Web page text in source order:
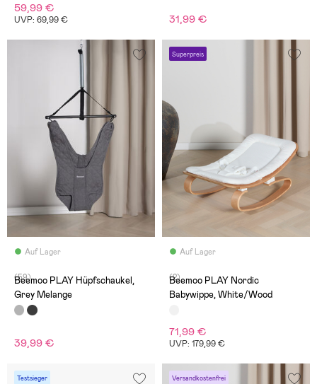
59,99 €
UVP: 69,99 € 31,99 €
Auf Lager
(59)
Beemoo PLAY Hüpfschaukel,
Grey Melange
39,99 €
Superpreis
Auf Lager
(2)
Beemoo PLAY Nordic
Babywippe, White/Wood
71,99 €
UVP: 179,99 €
Testsieger Versandkostenfrei